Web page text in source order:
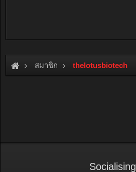
สมาชิก thelotusbiotech
Socialising